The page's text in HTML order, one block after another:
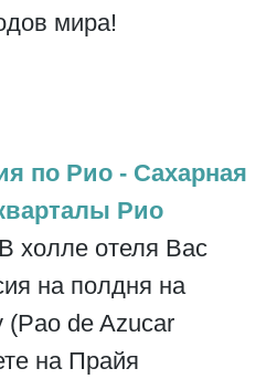
мира!
по Рио - Сахарная
Рио
холле отеля Вас
на полдня на
de Azucar
на Прайя